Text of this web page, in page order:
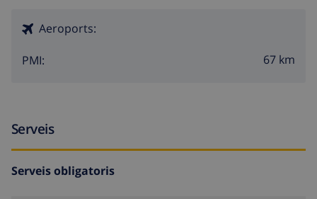
Aeroports:
PMI: 67 km
Serveis
Serveis obligatoris